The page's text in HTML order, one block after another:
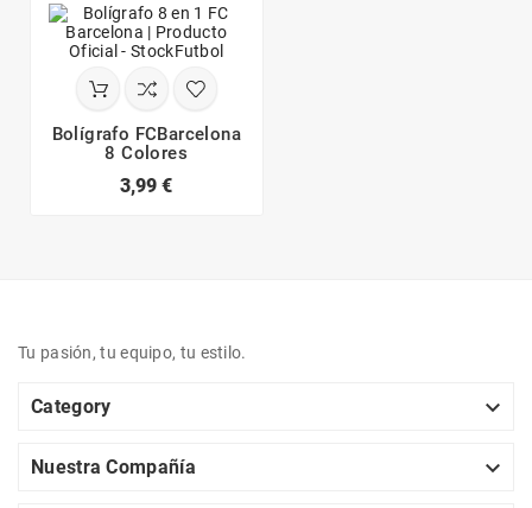
Bolígrafo FCBarcelona
8 Colores
3,99 €
Tu pasión, tu equipo, tu estilo.
Category 
Nuestra Compañía 